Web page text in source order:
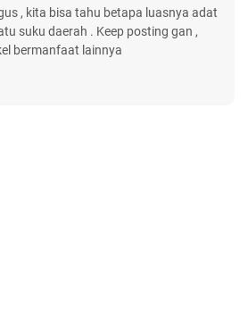
, kita bisa tahu betapa luasnya adat
suku daerah . Keep posting gan ,
bermanfaat lainnya